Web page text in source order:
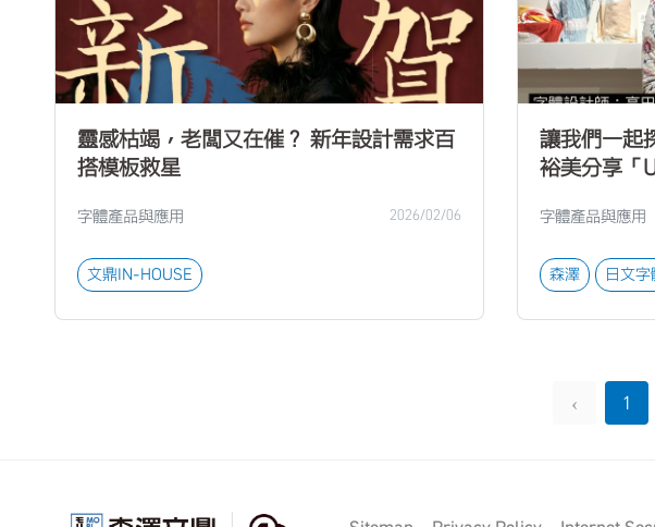
靈感枯竭，老闆又在催？ 新年設計需求百
搭模板救星
字體產品與應用 2026/02/06
文鼎IN-HOUSE
讓我們一起
裕美分享「
字體產品與應用
森澤 日文字
‹ 1